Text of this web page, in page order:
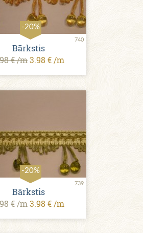
-20%
740
Bārkstis
€ /m3.98 € /m
-20%
739
Bārkstis
€ /m3.98 € /m